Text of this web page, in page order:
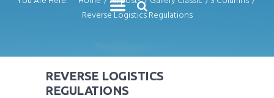
Reverse Logistics Regulations
REVERSE LOGISTICS
REGULATIONS